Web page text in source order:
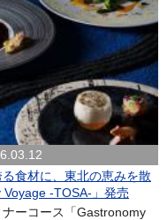
食材に、東北の恵みを散
-TOSA-」発売
ーコース「Gastronomy